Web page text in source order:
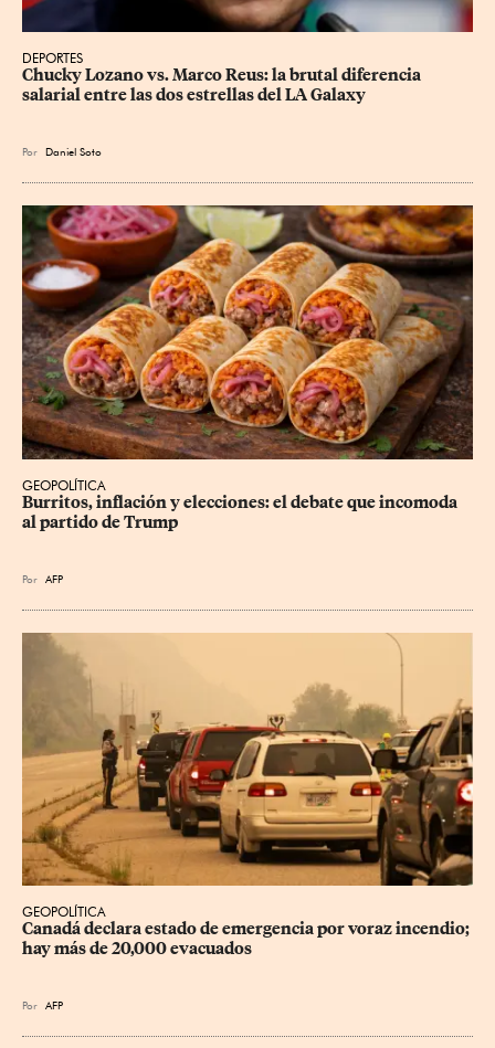
DEPORTES
Chucky Lozano vs. Marco Reus: la brutal diferencia
salarial entre las dos estrellas del LA Galaxy
Por Daniel Soto
GEOPOLÍTICA
Burritos, inflación y elecciones: el debate que incomoda
al partido de Trump
Por AFP
GEOPOLÍTICA
Canadá declara estado de emergencia por voraz incendio;
hay más de 20,000 evacuados
Por AFP